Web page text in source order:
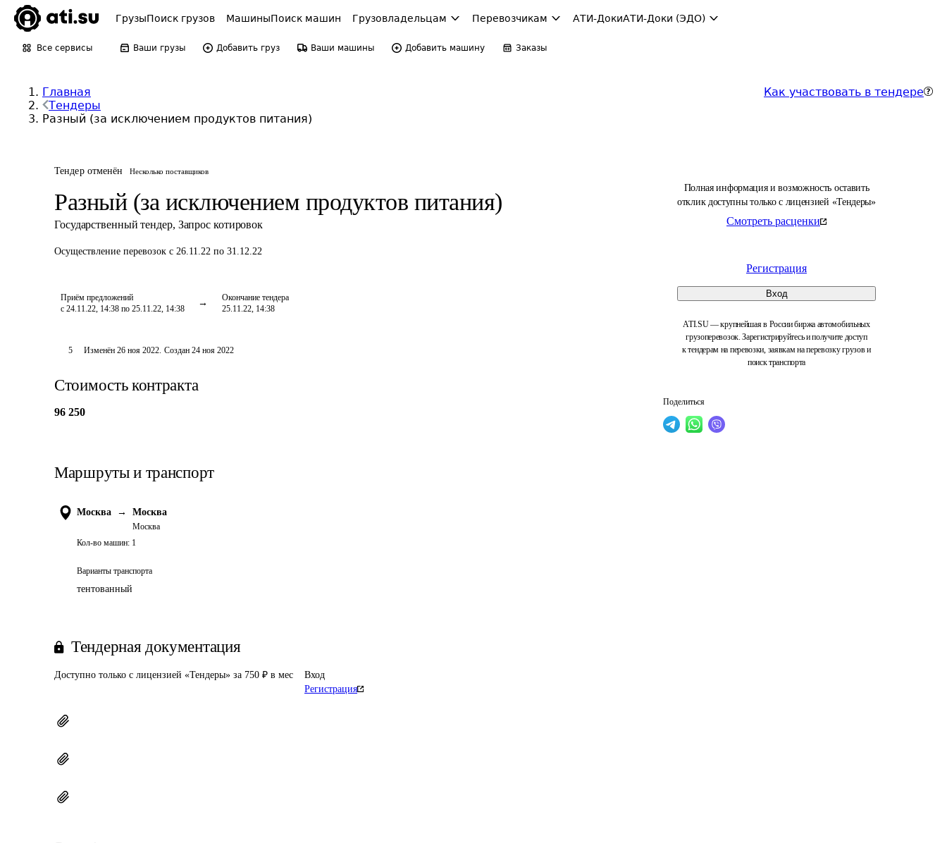
ГрузыПоиск грузов МашиныПоиск машин Грузовладельцам Перевозчикам АТИ-ДокиАТИ-Доки (ЭДО)
Все сервисы Ваши грузы Добавить груз Ваши машины Добавить машину Заказы
Главная
Тендеры
Разный (за исключением продуктов питания)
Как участвовать в тендере
Тендер отменён Несколько поставщиков
Разный (за исключением продуктов питания)
Государственный тендер, Запрос котировок
Осуществление перевозок с 26.11.22 по 31.12.22
Приём предложений
с 24.11.22, 14:38 по 25.11.22, 14:38
Окончание тендера
25.11.22, 14:38
Полная информация и возможность оставить
отклик доступны только с лицензией «Тендеры»
Смотреть расценки
Регистрация
Вход
ATI.SU — крупнейшая в России биржа автомобильных
грузоперевозок. Зарегистрируйтесь и получите доступ
к тендерам на перевозки, заявкам на перевозку грузов и
поиск транспорта
Поделиться
5 Изменён 26 ноя 2022. Создан 24 ноя 2022
Стоимость контракта
96 250
Маршруты и транспорт
Москва → Москва
Москва
Кол-во машин: 1
Варианты транспорта
тентованный
Тендерная документация
Доступно только с лицензией «Тендеры» за 750 ₽ в мес
Вход
Регистрация